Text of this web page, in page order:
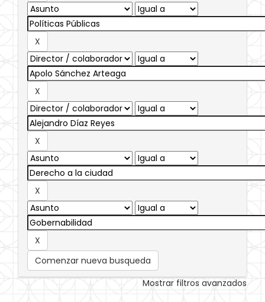
Comenzar nueva busqueda
Mostrar filtros avanzados